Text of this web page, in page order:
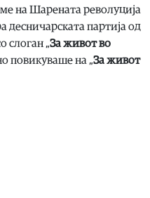
на Шарената револуција
десничарската партија од
слоган „За живот во
повикуваше на „За живот